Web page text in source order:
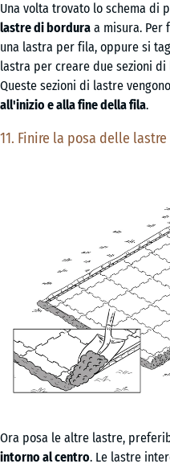
Una volta trovato lo schema di
lastre di bordura a misura. Per
una lastra per fila, oppure si
lastra per creare due sezioni
Queste sezioni di lastre
all'inizio e alla fine della fila.
11. Finire la posa delle
Ora posa le altre lastre,
intorno al centro. Le lastre